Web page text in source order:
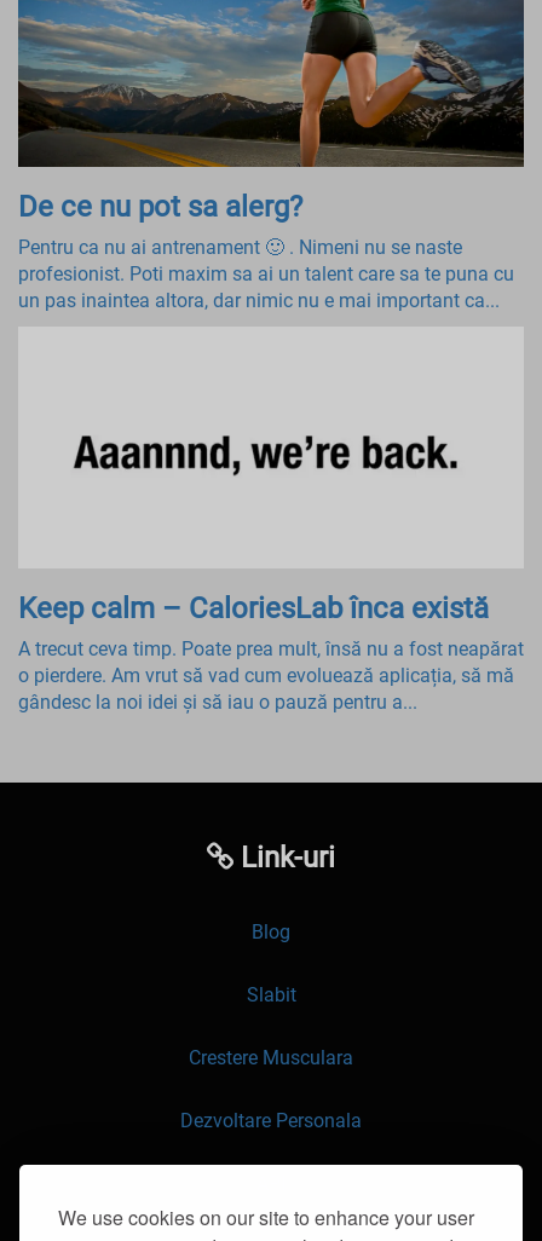
We use cookies on our site to enhance your user
De ce nu pot sa alerg?
Pentru ca nu ai antrenament 🙂 . Nimeni nu se naste
profesionist. Poti maxim sa ai un talent care sa te puna cu
un pas inaintea altora, dar nimic nu e mai important ca...
Keep calm – CaloriesLab înca există
A trecut ceva timp. Poate prea mult, însă nu a fost neapărat
o pierdere. Am vrut să vad cum evoluează aplicația, să mă
gândesc la noi idei și să iau o pauză pentru a...
Link-uri
Blog
Slabit
Crestere Musculara
Dezvoltare Personala